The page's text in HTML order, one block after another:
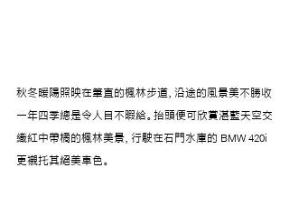
秋冬暖陽照映在筆直的楓林步道，沿途的風景美不勝收
一年四季總是令人目不暇給。抬頭便可欣賞湛藍天空交
織紅中帶橘的楓林美景，行駛在石門水庫的 BMW 420i
更襯托其絕美車色。